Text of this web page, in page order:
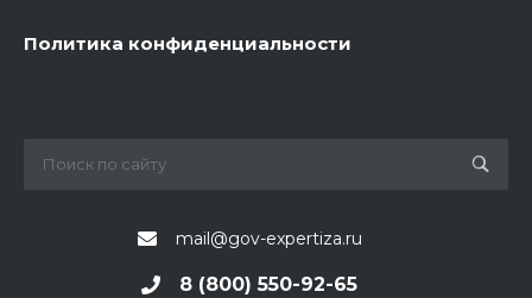
Политика конфиденциальности
mail@gov-expertiza.ru
8 (800) 550-92-65